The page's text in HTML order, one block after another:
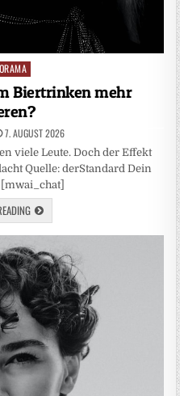
Biertrinken mehr
7. AUGUST 2026
viele Leute. Doch der Effekt
Quelle: derStandard Dein